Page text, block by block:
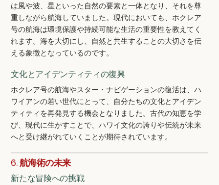
は風や波、星といった自然の要素と一体となり、それを尊
重しながら航海していました。現代においても、ホクレア
号の航海は環境保護や持続可能な生活の重要性を教えてく
れます。海を大切にし、自然と共生することの大切さを伝
える象徴となっているのです。
文化とアイデンティティの復興
ホクレア号の航海やスター・ナビゲーションの復活は、ハ
ワイアンの若い世代にとって、自分たちの文化とアイデン
ティティを再発見する機会となりました。古代の知恵を学
び、現代に生かすことで、ハワイ文化の誇りや伝統が未来
へと受け継がれていくことが期待されています。
6.航海術の未来
新たな冒険への挑戦